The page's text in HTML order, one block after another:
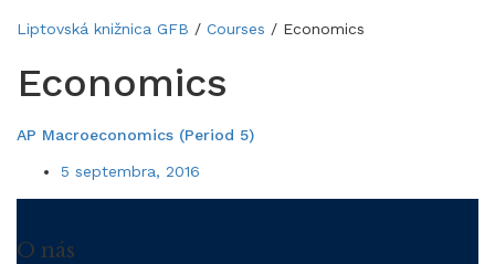
Liptovská knižnica GFB / Courses / Economics
Economics
AP Macroeconomics (Period 5)
5 septembra, 2016
O nás